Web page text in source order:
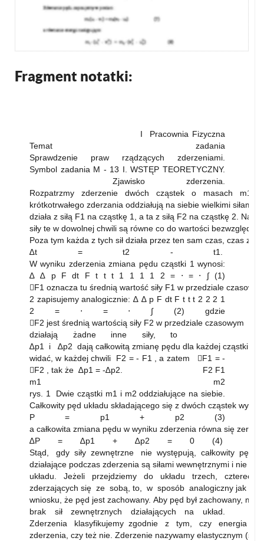
Fragment notatki:
I Pracownia Fizyczna
Temat zadania
Sprawdzenie praw rządzących zderzeniami.
Symbol zadania M - 13 I. WSTĘP TEORETYCZNY.
Zjawisko zderzenia.
Rozpatrzmy zderzenie dwóch cząstek o masach
krótkotrwałego zderzania oddziałują na siebie wielkimi
działa z siłą F1 na cząstkę 1, a ta z siłą F2 na cząstkę 2. Na
siły te w dowolnej chwili są równe co do wartości
Poza tym każda z tych sił działa przez ten sam czas, czas
∆t = t2 - t1.
W wyniku zderzenia zmiana pędu cząstki 1 wynosi:
∆ ∆ p F dt F t t t 1 1 1 1 2 = ⋅ = ⋅ ∫ (1)
F1 oznacza tu średnią wartość siły F1 w przedziale
2 zapisujemy analogicznie: ∆ ∆ p F dt F t t t 2 2 2 1
2 = ⋅ = ⋅ ∫ (2) gdzie
F2 jest średnią wartością siły F2 w przedziale czasowym ∆t
działają żadne inne siły, to
∆p1 i ∆p2 dają całkowitą zmianę pędu dla każdej cząstki.
widać, w każdej chwili F2 = - F1 , a zatem F1 = -
F2 , tak że ∆p1 = -∆p2. F2 F1
m1 m2
rys. 1 Dwie cząstki m1 i m2 oddziałujące na siebie.
Całkowity pęd układu składającego się z dwóch cząstek
P = p1 + p2 (3)
a całkowita zmiana pędu w wyniku zderzenia równa się zero,
∆P = ∆p1 + ∆p2 = 0 (4)
Stąd, gdy siły zewnętrzne nie występują, całkowity pęd
działające podczas zderzenia są siłami wewnętrznymi i nie
układu. Jeżeli przejdziemy do układu trzech,
zderzających się ze sobą, to, w sposób analogiczny jak
wniosku, że pęd jest zachowany. Aby pęd był zachowany,
brak sił zewnętrznych działających na układ.
Zderzenia klasyfikujemy zgodnie z tym, czy energia
zderzenia, czy też nie. Zderzenie nazywamy elastycznym